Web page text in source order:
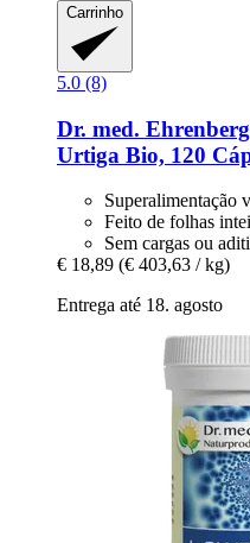
Carrinho
5.0 (8)
Dr. med.
Urtiga Bio, 120
Superalimentação
Feito de folhas
Sem cargas ou
€ 18,89 (€ 403,63 / kg)
Entrega até 18. agosto